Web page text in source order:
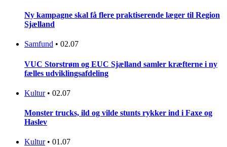
Ny kampagne skal få flere praktiserende læger til Region
Sjælland
Samfund • 02.07
VUC Storstrøm og EUC Sjælland samler kræfterne i ny
fælles udviklingsafdeling
Kultur • 02.07
Monster trucks, ild og vilde stunts rykker ind i Faxe og
Haslev
Kultur • 01.07